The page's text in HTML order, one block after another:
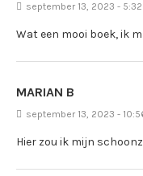
september 13, 2023 -
Wat een mooi boek, ik
MARIAN B
september 13, 2023 -
Hier zou ik mijn